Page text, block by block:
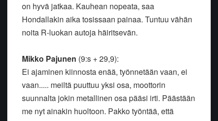
on hyvä jatkaa. Kauhean nopeata, saa
Hondallakin aika tosissaan painaa. Tuntuu vähän
noita R-luokan autoja häiritsevän.
Mikko Pajunen (9:s + 29,9):
Ei ajaminen kiinnosta enää, työnnetään vaan, ei
vaan..... meiltä puuttuu yksi osa, moottorin
suunnalta jokin metallinen osa pääsi irti. Päästään
me nyt ainakin huoltoon. Pakko työntää, että